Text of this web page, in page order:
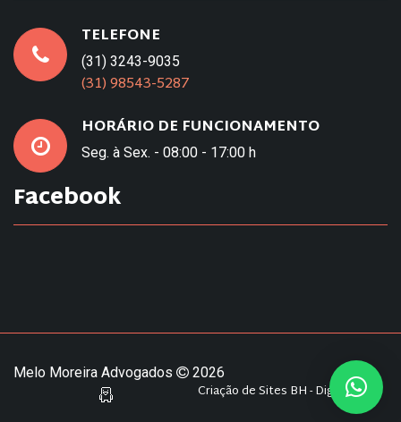
TELEFONE
(31) 3243-9035
(31) 98543-5287
HORÁRIO DE FUNCIONAMENTO
Seg. à Sex. - 08:00 - 17:00 h
Facebook
Melo Moreira Advogados 2026
Criação de Sites BH - Digital Pixel